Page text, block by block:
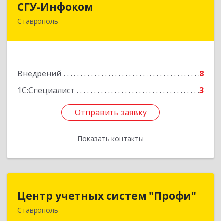
СГУ-Инфоком
Ставрополь
Внедрений
8
1С:Специалист
3
Отправить заявку
Показать контакты
355035, Ставропольский край, Ставрополь г,
Отправить заявку
Назад
Центр учетных систем "Профи"
Ставрополь
Центр учетных систем "Профи"
355012, Ставропольский край, Ставрополь г,